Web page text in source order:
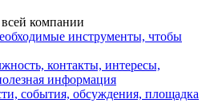
компании
инструменты, чтобы
контакты, интересы,
информация
события, обсуждения, площадка